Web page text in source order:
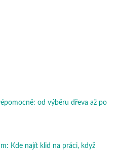
od výběru dřeva až po
Kde najít klid na práci, když